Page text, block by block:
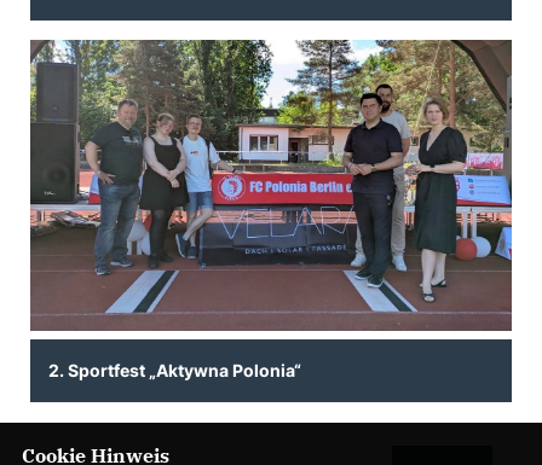
2. Sportfest „Aktywna Polonia“
Cookie Hinweis